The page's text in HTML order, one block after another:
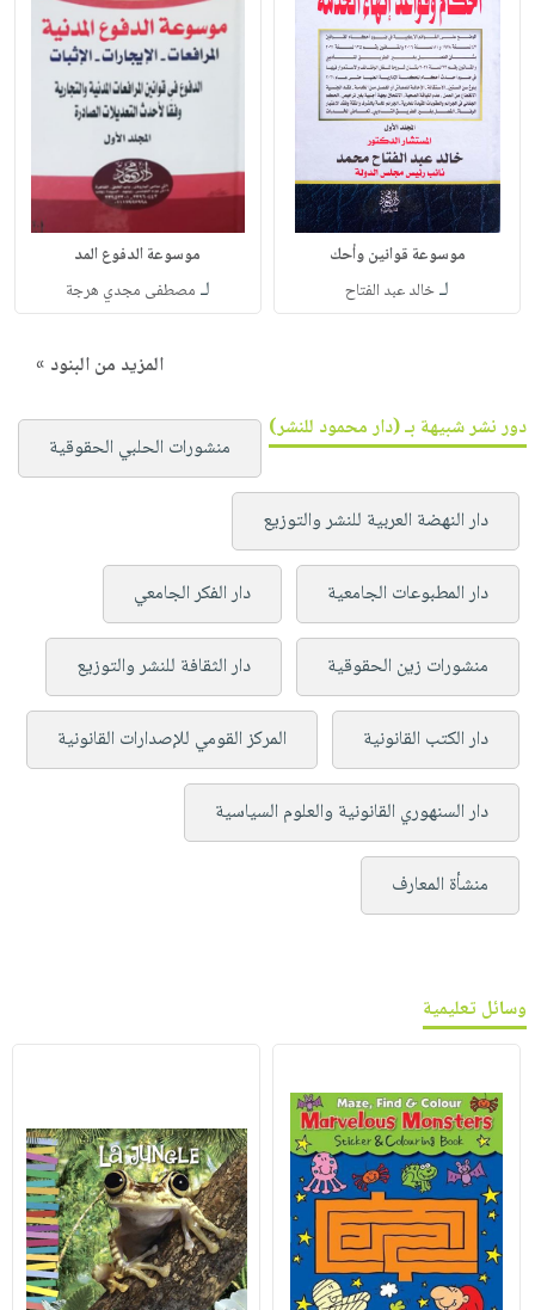
موسوعة قوانين وأحك
لـخالد عبد الفتاح
موسوعة الدفوع المد
لـ مصطفى مجدي هرجة
المزيد من البنود »
دور نشر شبيهة بـ (دار محمود للنشر)
منشورات الحلبي الحقوقية
دار النهضة العربية للنشر والتوزيع
دار المطبوعات الجامعية دار الفكر الجامعي
منشورات زين الحقوقية دار الثقافة للنشر والتوزيع
دار الكتب القانونية المركز القومي للإصدارات القانونية
دار السنهوري القانونية والعلوم السياسية
منشأة المعارف
وسائل تعليمية